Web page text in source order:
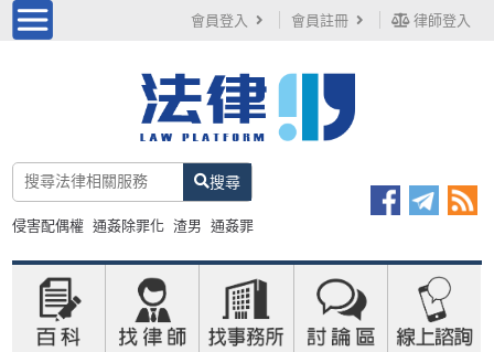
會員登入 會員註冊 律師登入
搜尋
侵害配偶權 通姦除罪化 渣男 通姦罪